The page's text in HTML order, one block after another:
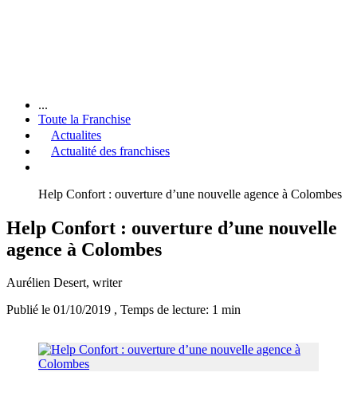
...
Toute la Franchise
Actualites
Actualité des franchises
Help Confort : ouverture d’une nouvelle agence à Colombes
Help Confort : ouverture d’une nouvelle
agence à Colombes
Aurélien Desert, writer
Publié le 01/10/2019 , Temps de lecture: 1 min